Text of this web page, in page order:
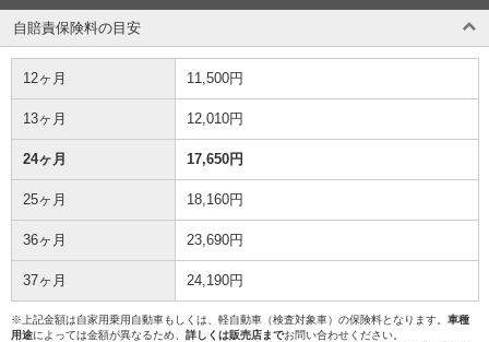
自賠責保険料の目安
12ヶ月 11,500円
13ヶ月 12,010円
24ヶ月 17,650円
25ヶ月 18,160円
36ヶ月 23,690円
37ヶ月 24,190円
※上記金額は自家用乗用自動車もしくは、軽自動車（検査対象車）の保険料となります。 車種
用途によっては金額が異なるため、 詳しくは販売店までお問い合わせください。